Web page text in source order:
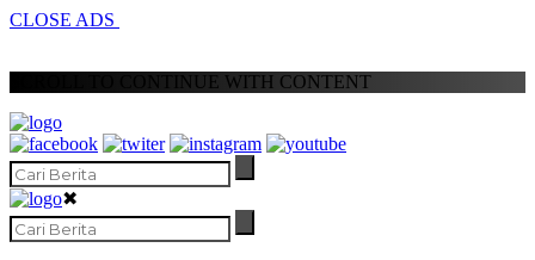
CLOSE ADS
SCROLL TO CONTINUE WITH CONTENT
✖